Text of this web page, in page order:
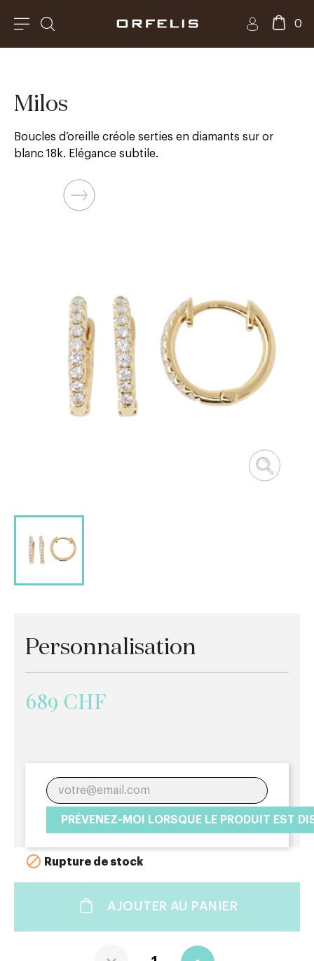
0
Milos
Boucles d’oreille créole serties en diamants sur or
blanc 18k. Elégance subtile.
Personnalisation
689 CHF
PRÉVENEZ-MOI LORSQUE LE PRODUIT EST
 Rupture de stock
AJOUTER AU PANIER